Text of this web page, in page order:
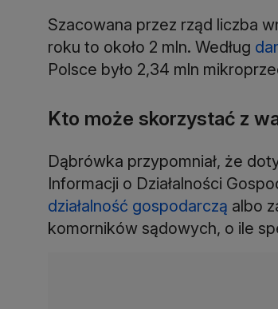
Szacowana przez rząd liczba
roku to około 2 mln. Według
Polsce było 2,34 mln
Kto może skorzystać z
Dąbrówka przypomniał, że
Informacji o Działalności
działalność gospodarczą albo
komorników sądowych, o ile